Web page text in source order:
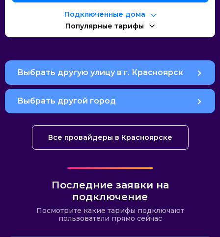
Подключенные дома
Популярные тарифы
Выбрать другую улицу в г. Красноярск
Выбрать другой город
Все провайдеры в Красноярске
Последние заявки на
подключение
Посмотрите какие тарифы подключают
пользователи прямо сейчас